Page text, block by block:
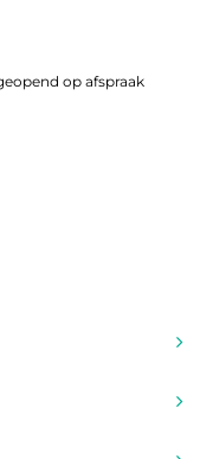
op afspraak